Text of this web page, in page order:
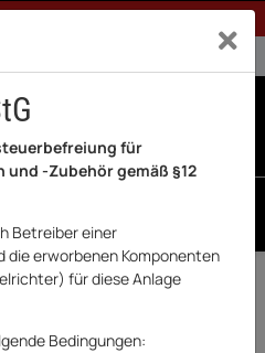
(Privatkunden)Exklusiv
für
-Zubehör gemäß §12
Betreiber einer
die erworbenen Komponenten
für diese Anlage
Bedingungen: